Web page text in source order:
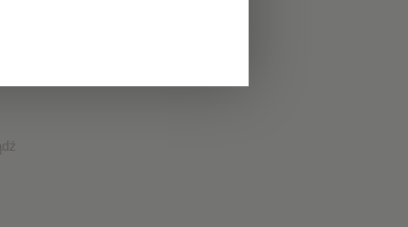
wizyty na stronie
strony
jak: ustawianie preferencji
te pliki cookie lub
żadnych danych